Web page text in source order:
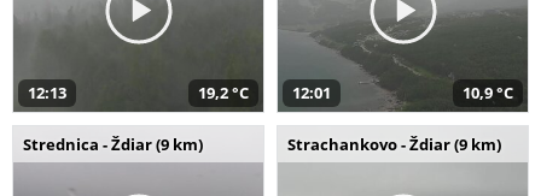
12:13 19,2 °C 12:01 10,9 °C
Strednica - Ždiar (9 km) Strachankovo - Ždiar (9 km)